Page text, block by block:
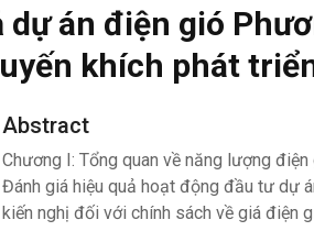
án điện gió
khích phát
Abstract
Chương I: Tổng quan về năng lượng
Đánh giá hiệu quả hoạt động đầu tư dự
kiến nghị đối với chính sách về giá điện